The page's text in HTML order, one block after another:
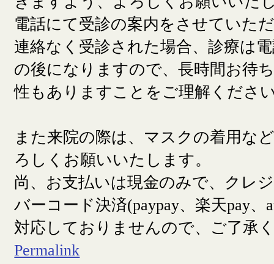
電話にて受診の案内をさせていた
連絡なく受診された場合、診療は
の後になりますので、長時間お待
性もありますことをご理解くださ
また来院の際は、マスクの着用な
ろしくお願いいたします。
尚、お支払いは現金のみで、クレ
バーコード決済(paypay、楽天pay、
対応しておりませんので、ご了承
Permalink